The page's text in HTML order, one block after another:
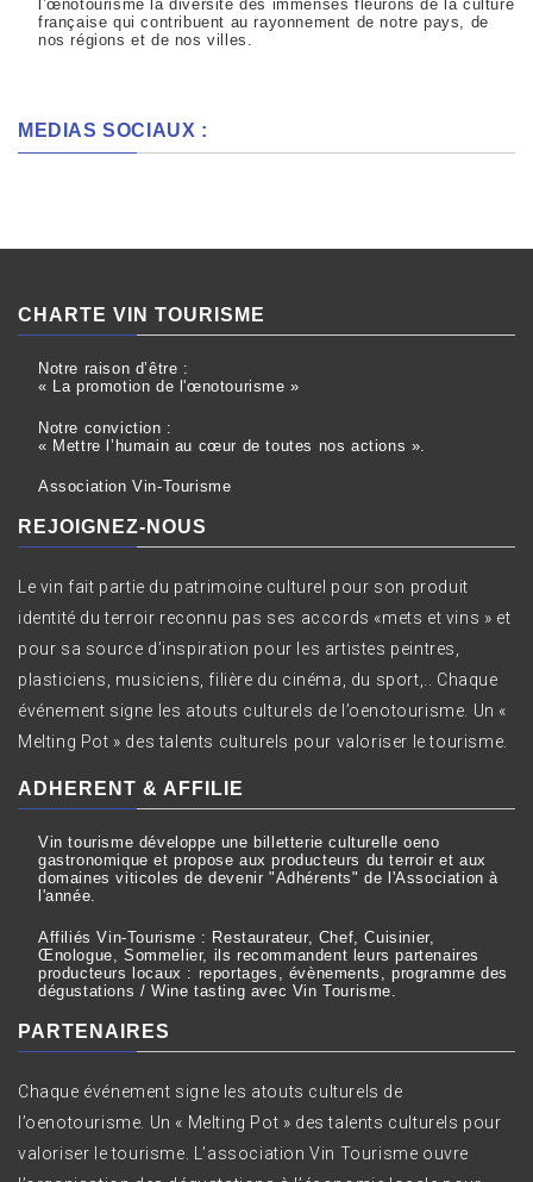
l’œnotourisme la diversité des immenses fleurons de la culture
française qui contribuent au rayonnement de notre pays, de
nos régions et de nos villes.
MEDIAS SOCIAUX :
CHARTE VIN TOURISME
Notre raison d’être :
« La promotion de l'œnotourisme »
Notre conviction :
« Mettre l’humain au cœur de toutes nos actions ».
Association Vin-Tourisme
REJOIGNEZ-NOUS
Le vin fait partie du patrimoine culturel pour son produit
identité du terroir reconnu pas ses accords «mets et vins » et
pour sa source d’inspiration pour les artistes peintres,
plasticiens, musiciens, filière du cinéma, du sport,.. Chaque
événement signe les atouts culturels de l’oenotourisme. Un «
Melting Pot » des talents culturels pour valoriser le tourisme.
ADHERENT & AFFILIE
Vin tourisme développe une billetterie culturelle oeno
gastronomique et propose aux producteurs du terroir et aux
domaines viticoles de devenir "Adhérents" de l'Association à
l'année.
Affiliés Vin-Tourisme : Restaurateur, Chef, Cuisinier,
Œnologue, Sommelier, ils recommandent leurs partenaires
producteurs locaux : reportages, évènements, programme des
dégustations / Wine tasting avec Vin Tourisme.
PARTENAIRES
Chaque événement signe les atouts culturels de
l’oenotourisme. Un « Melting Pot » des talents culturels pour
valoriser le tourisme. L’association Vin Tourisme ouvre